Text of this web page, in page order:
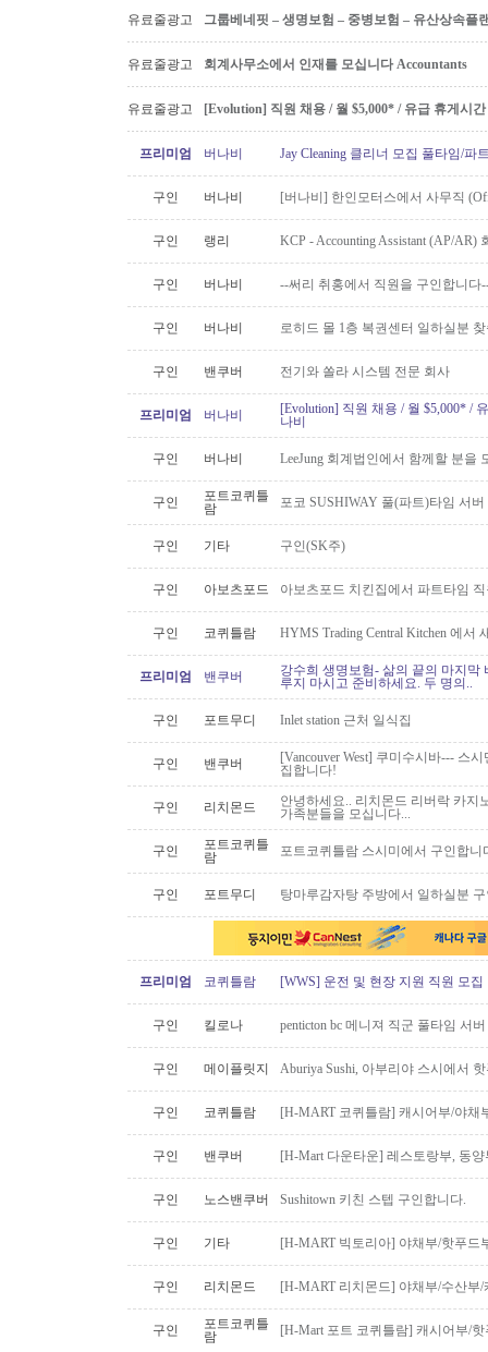
유료줄광고 그룹베네핏 – 생명보험 – 중병보험 – 유산상속플
유료줄광고 회계사무소에서 인재를 모십니다 Accountants
유료줄광고 [Evolution] 직원 채용 / 월 $5,000* / 유급 휴게시
프리미엄 버나비 Jay Cleaning 클리너 모집 풀타임/파
구인 버나비 [버나비] 한인모터스에서 사무직
구인 랭리 KCP - Accounting Assistant (AP/
구인 버나비 --써리 취홍에서 직원을 구인합니다
구인 버나비 로히드 몰 1층 복권센터 일하실분
구인 밴쿠버 전기와 쏠라 시스템 전문 회사
프리미엄 버나비
[Evolution] 직원 채용 / 월 $5,000* /
나비
구인 버나비 LeeJung 회계법인에서 함께할 분을
구인
포트코퀴틀
람
포코 SUSHIWAY 풀(파트)타임 서버
구인 기타 구인(SK주)
구인 아보츠포드 아보츠포드 치킨집에서 파트타임
구인 코퀴틀람 HYMS Trading Central Kitchen 에
프리미엄 밴쿠버
강수희 생명보험- 삶의 끝의 마지막
루지 마시고 준비하세요. 두 명의..
구인 포트무디 Inlet station 근처 일식집
구인 밴쿠버
[Vancouver West] 쿠미수시바--- 스
집합니다!
구인 리치몬드
안녕하세요.. 리치몬드 리버락 카지
가족분들을 모십니다...
구인
포트코퀴틀
람
포트코퀴틀람 스시미에서 구인합니
구인 포트무디 탕마루감자탕 주방에서 일하실분
프리미엄 코퀴틀람 [WWS] 운전 및 현장 지원 직원 모집
구인 킬로나 penticton bc 메니져 직군 풀타임 서
구인 메이플릿지 Aburiya Sushi, 아부리야 스시에서
구인 코퀴틀람 [H-MART 코퀴틀람] 캐시어부/야채
구인 밴쿠버 [H-Mart 다운타운] 레스토랑부, 동
구인 노스밴쿠버 Sushitown 키친 스텝 구인합니다.
구인 기타 [H-MART 빅토리아] 야채부/핫푸드
구인 리치몬드 [H-MART 리치몬드] 야채부/수산부
구인
포트코퀴틀
람
[H-Mart 포트 코퀴틀람] 캐시어부/